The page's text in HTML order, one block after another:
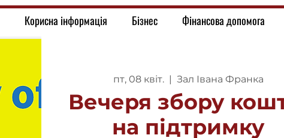
Корисна інформація Бізнес Фінансова допомога
пт, 08 квіт.
  |
Зал Івана Франка
Вечеря збору
на підтримку